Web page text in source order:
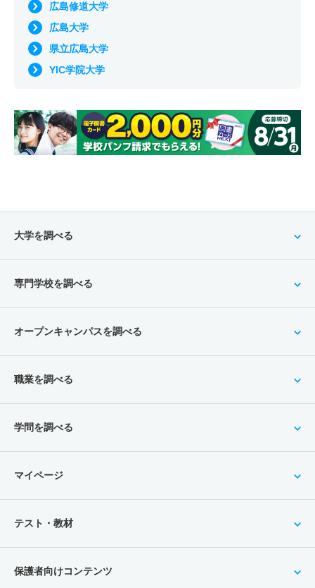
広島修道大学
広島大学
県立広島大学
YIC学院大学
大学を調べる
専門学校を調べる
オープンキャンパスを調べる
職業を調べる
学問を調べる
マイページ
テスト・教材
保護者向けコンテンツ